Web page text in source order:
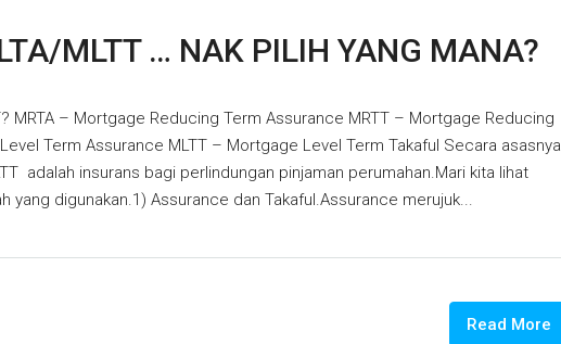
MLTT … NAK PILIH YANG MANA?
MRTA – Mortgage Reducing Term Assurance MRTT – Mortgage Reducing
Term Assurance MLTT – Mortgage Level Term Takaful Secara asasnya
adalah insurans bagi perlindungan pinjaman perumahan.Mari kita lihat
yang digunakan.1) Assurance dan Takaful.Assurance merujuk...
Read More